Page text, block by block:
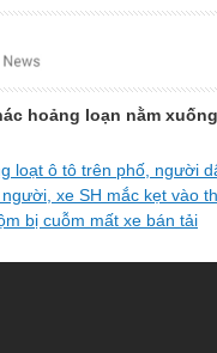
hoảng loạn nằm
loạt ô tô trên phố, người
xe SH mắc kẹt vào
bị cuỗm mất xe bán tải